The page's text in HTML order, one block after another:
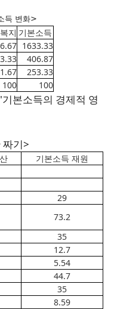
득 변화>
지 기본소득
1633.33
406.87
253.33
100 100
본소득의 경제적 영
짜기>
기본소득 재원
29
73.2
35
12.7
5.54
44.7
35
8.59